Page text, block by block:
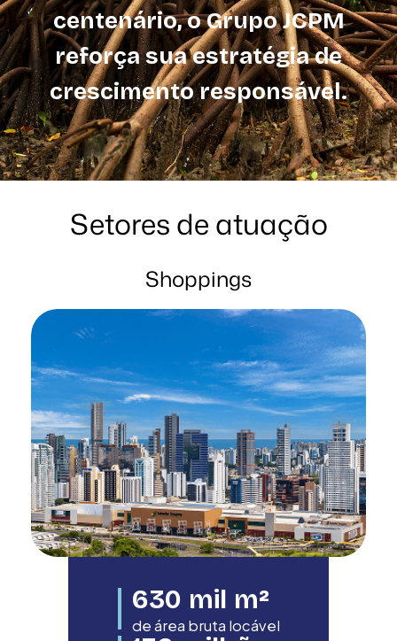
centenário, o Grupo JCPM
reforça sua estratégia de
crescimento responsável.
Setores de atuação
Shoppings
630 mil m²
de área bruta locável